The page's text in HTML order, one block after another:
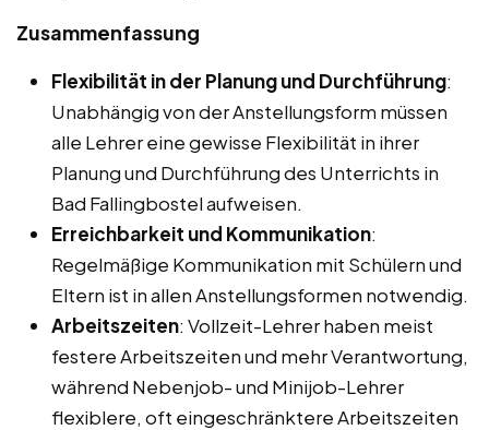
Zusammenfassung
Flexibilität in der Planung und Durchführung:
Unabhängig von der Anstellungsform müssen
alle Lehrer eine gewisse Flexibilität in ihrer
Planung und Durchführung des Unterrichts in
Bad Fallingbostel aufweisen.
Erreichbarkeit und Kommunikation:
Regelmäßige Kommunikation mit Schülern und
Eltern ist in allen Anstellungsformen notwendig.
Arbeitszeiten: Vollzeit-Lehrer haben meist
festere Arbeitszeiten und mehr Verantwortung,
während Nebenjob- und Minijob-Lehrer
flexiblere, oft eingeschränktere Arbeitszeiten